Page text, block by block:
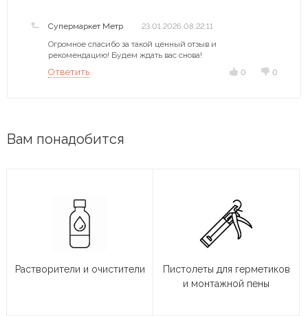
Супермаркет Метр 23.01.2026 08:22:11
Огромное спасибо за такой ценный отзыв и
рекомендацию! Будем ждать вас снова!
Ответить 0 0
Вам понадобится
Растворители и очистители
Пистолеты для герметиков
и монтажной пены